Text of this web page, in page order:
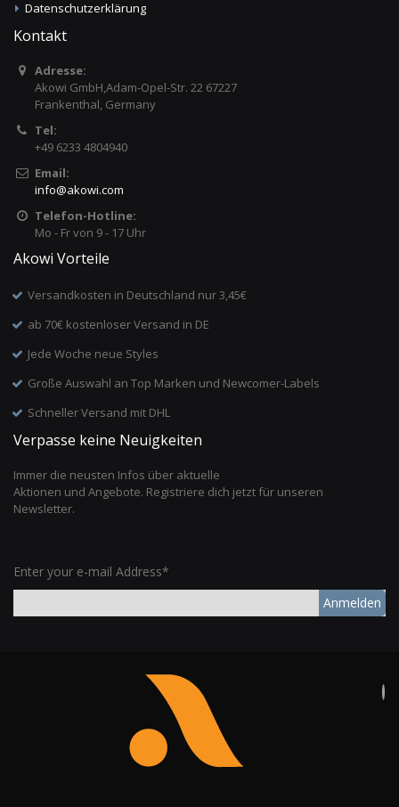
Datenschutzerklärung
Kontakt
Adresse:
Akowi GmbH,Adam-Opel-Str. 22 67227
Frankenthal, Germany
Tel:
+49 6233 4804940
Email:
info@akowi.com
Telefon-Hotline:
Mo - Fr von 9 - 17 Uhr
Akowi Vorteile
Versandkosten in Deutschland nur 3,45€
ab 70€ kostenloser Versand in DE
Jede Woche neue Styles
Große Auswahl an Top Marken und Newcomer-Labels
Schneller Versand mit DHL
Verpasse keine Neuigkeiten
Immer die neusten Infos über aktuelle
Aktionen und Angebote. Registriere dich jetzt für unseren
Newsletter.
Enter your e-mail Address*
Anmelden